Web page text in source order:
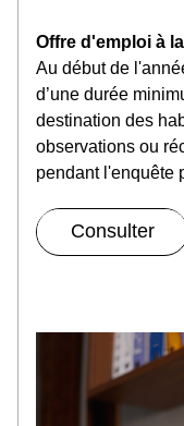
Offre d'emploi à
Au début de
d’une durée
destination des
observations ou
pendant l'enquête
Consulter